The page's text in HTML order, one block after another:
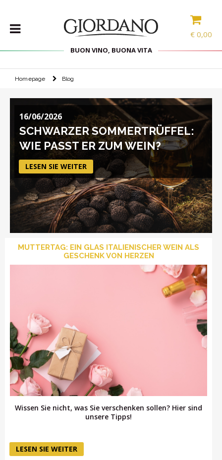
€ 0,00
BUON VINO, BUONA VITA
WEINE
DELIKATESSEN
PROBIERPAKETE
SPIRITOUSEN
ZUBEHÖR
INTERNATIONALE
AUSWAHL
ANGEBOTE
BLOG
LOGIN
Homepage Blog
16/06/2026
SCHWARZER SOMMERTRÜFFEL:
WIE PASST ER ZUM WEIN?
LESEN SIE WEITER
MUTTERTAG: EIN GLAS ITALIENISCHER WEIN ALS
GESCHENK VON HERZEN
Wissen Sie nicht, was Sie verschenken sollen? Hier sind
unsere Tipps!
LESEN SIE WEITER